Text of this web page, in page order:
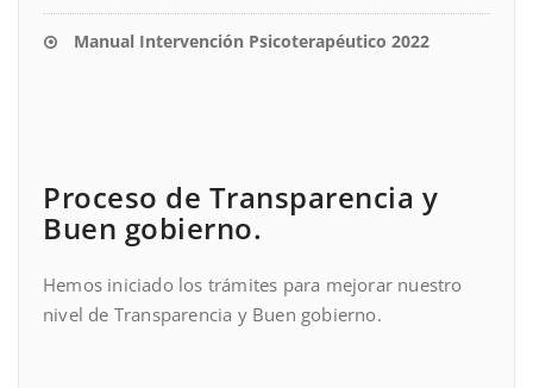
Manual Intervención Psicoterapéutico 2022
Proceso de Transparencia y
Buen gobierno.
Hemos iniciado los trámites para mejorar nuestro
nivel de Transparencia y Buen gobierno.